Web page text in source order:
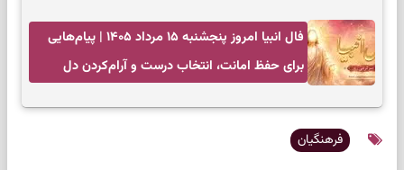
فال انبیا امروز پنجشنبه ۱۵ مرداد ۱۴۰۵ | پیام‌هایی
برای حفظ امانت، انتخاب درست و آرام‌کردن دل
فرهنگیان